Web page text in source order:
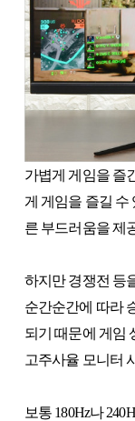
가볍게 게임을 즐
게 게임을 즐길 수
른 부드러움을 제
하지만 경쟁전 등
순간순간에 따라
되기 때문에 게임
고주사율 모니터
보통 180Hz나